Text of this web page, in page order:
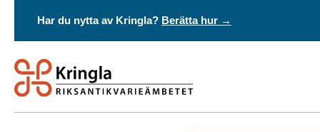
Har du nytta av Kringla? Berätta hur →